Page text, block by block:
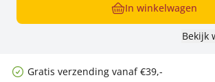
In winkelwagen
Bekijk
Gratis verzending vanaf €39,-